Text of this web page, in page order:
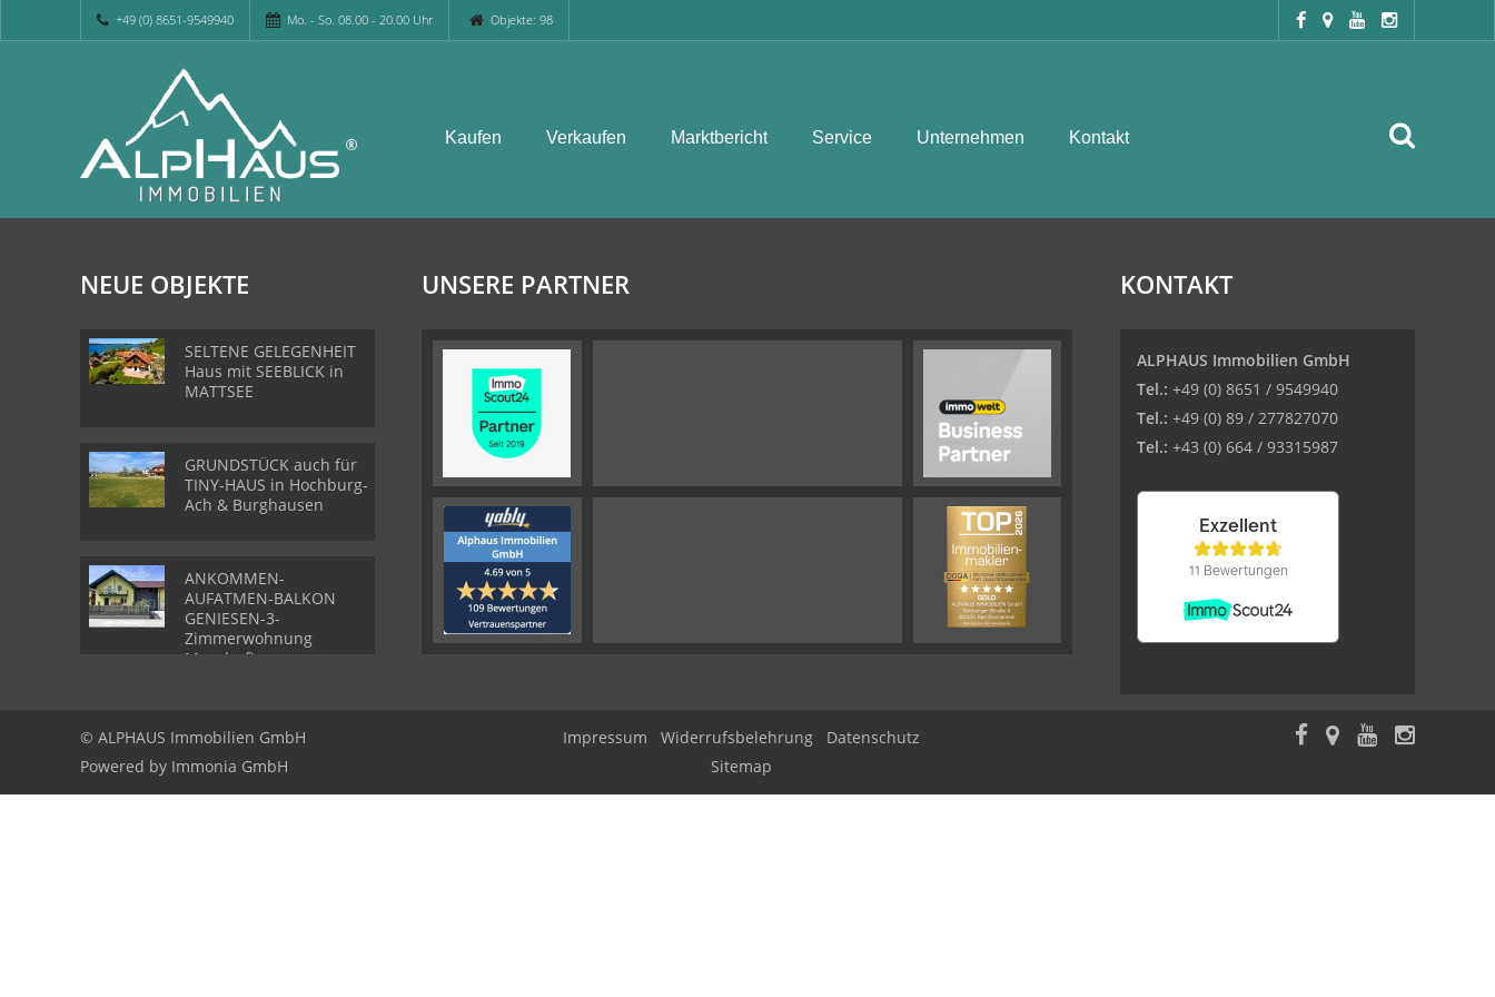
+49 (0) 8651-9549940 Mo. - So. 08.00 - 20.00 Uhr Objekte: 98
Kaufen Verkaufen Marktbericht Service Unternehmen Kontakt
NEUE OBJEKTE
SELTENE GELEGENHEIT
Haus mit SEEBLICK in
MATTSEE
GRUNDSTÜCK auch für
TINY-HAUS in Hochburg-
Ach & Burghausen
ANKOMMEN-
AUFATMEN-BALKON
GENIESEN-3-
Zimmerwohnung
Munderfing
UNSERE PARTNER KONTAKT
ALPHAUS Immobilien GmbH
Tel.: +49 (0) 8651 / 9549940
Tel.: +49 (0) 89 / 277827070
Tel.: +43 (0) 664 / 93315987
© ALPHAUS Immobilien GmbH
Powered by Immonia GmbH
Impressum Widerrufsbelehrung
Datenschutz
Sitemap